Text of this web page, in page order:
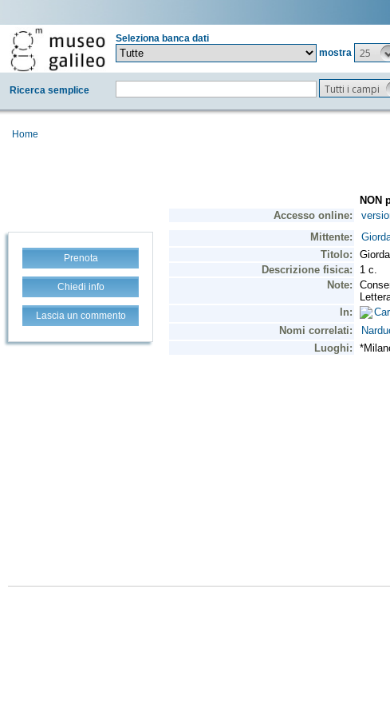
Seleziona banca dati
mostra
25
Ricerca semplice Tutti i campi
Home
Prenota
Chiedi info
Lascia un commento